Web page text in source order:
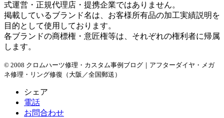
式運営・正規代理店・提携企業ではありません。
掲載しているブランド名は、お客様所有品の加工実績説明を
目的として使用しております。
各ブランドの商標権・意匠権等は、それぞれの権利者に帰属
します。
© 2008 クロムハーツ修理・カスタム事例ブログ｜アフターダイヤ・メガ
ネ修理・リング修復（大阪／全国郵送）
シェア
電話
お問合わせ